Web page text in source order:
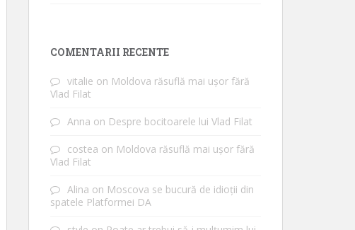
COMENTARII RECENTE
vitalie on Moldova răsuflă mai ușor fără
Vlad Filat
Anna on Despre bocitoarele lui Vlad Filat
costea on Moldova răsuflă mai ușor fără
Vlad Filat
Alina on Moscova se bucură de idioții din
spatele Platformei DA